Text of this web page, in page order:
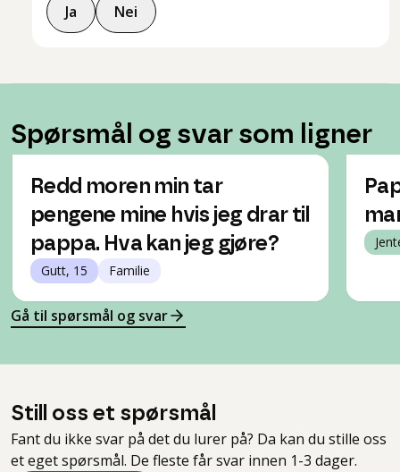
Ja Nei
Spørsmål og svar som ligner
Redd moren min tar
pengene mine hvis jeg drar til
pappa. Hva kan jeg gjøre?
Gutt, 15 Familie
Gå til spørsmål og svar
Still oss et spørsmål
Fant du ikke svar på det du lurer på? Da kan du stille oss
et eget spørsmål. De fleste får svar innen 1-3 dager.